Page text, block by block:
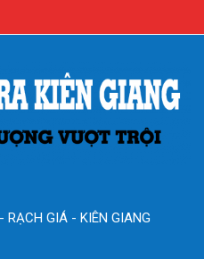
GIÁ - KIÊN GIANG